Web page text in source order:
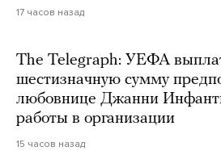
17 часов назад
The Telegraph: УЕФА
шестизначную сумму
любовнице Джанни
работы в организации
15 часов назад